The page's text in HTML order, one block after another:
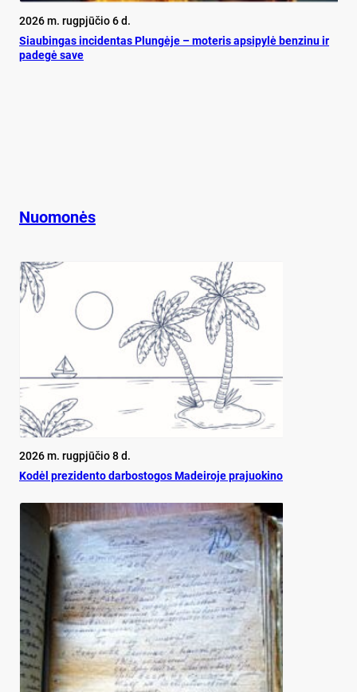
2026 m. rugpjūčio 6 d.
Siau­bin­gas in­ci­den­tas Plun­gė­je – mo­te­ris ap­si­py­lė ben­zi­nu ir
pa­de­gė sa­ve
Nuomonės
2026 m. rugpjūčio 8 d.
Ko­dėl pre­zi­den­to dar­bos­to­gos Ma­dei­ro­je pra­juo­ki­no